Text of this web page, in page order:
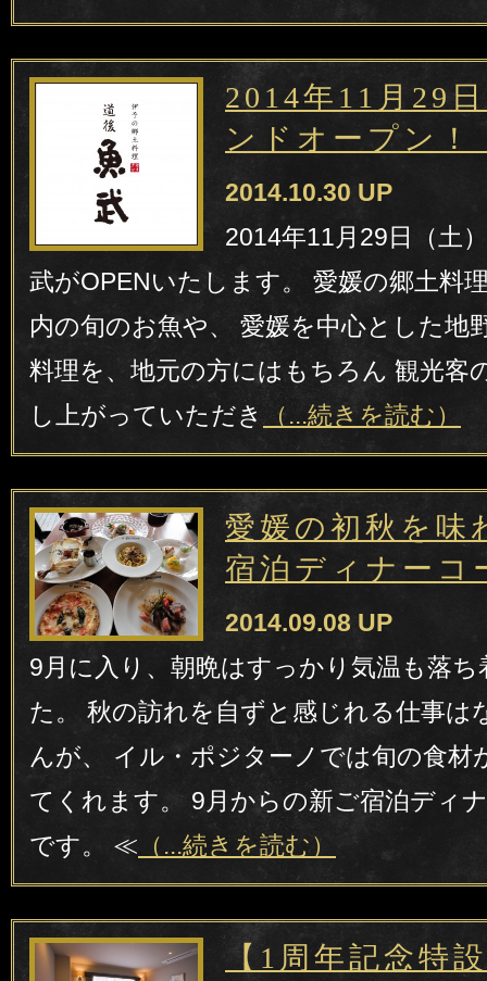
2014年11月29
ンドオープン！
2014.10.30 UP
2014年11月29日（土
武がOPENいたします。 愛媛の郷土料
内の旬のお魚や、 愛媛を中心とした地
料理を、地元の方にはもちろん 観光客
し上がっていただき
（...続きを読む）
愛媛の初秋を味
宿泊ディナーコ
2014.09.08 UP
9月に入り、朝晩はすっかり気温も落
た。 秋の訪れを自ずと感じれる仕事は
んが、 イル・ポジターノでは旬の食材
てくれます。 9月からの新ご宿泊ディ
です。 ≪ （...続きを読む）
【1周年記念特